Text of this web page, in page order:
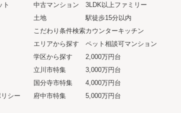
ト
シー
中古マンション
土地
こだわり条件検索
エリアから探す
学区から探す
立川市特集
国分寺市特集
府中市特集
3LDK以上ファミリー
駅徒歩15分以内
カウンターキッチン
ペット相談可マンション
2,000万円台
3,000万円台
4,000万円台
5,000万円台